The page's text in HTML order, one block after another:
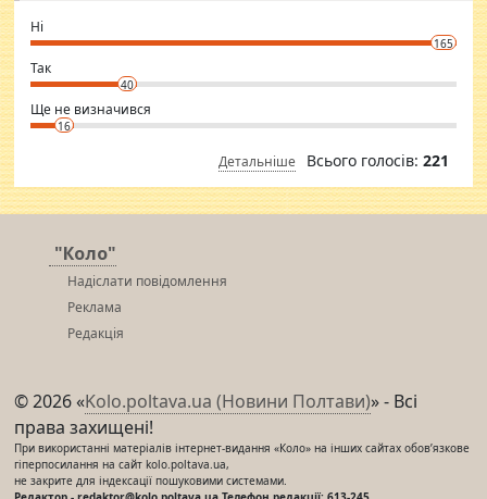
want to meet new people. Sakshi Mirchandani health and figure
conscious in order to keep yourself fit and regularly go to the health
club.
⇒ sakshimirchandani.com
Ні
165
Так
40
Ще не визначився
16
Детальніше Всього голосів: 221
"Коло"
Надіслати повідомлення
Реклама
Редакція
© 2026 «Kolo.poltava.ua (Новини Полтави)» - Всі
права захищені!
При використанні матеріалів інтернет-видання «Коло» на інших сайтах обов’язкове
гіперпосилання на сайт kolo.poltava.ua,
не закрите для індексації пошуковими системами.